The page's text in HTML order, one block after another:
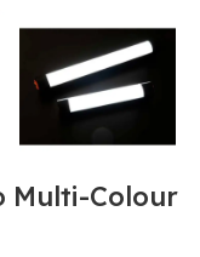
Multi-Colour